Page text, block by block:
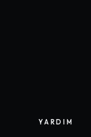
YARDIM